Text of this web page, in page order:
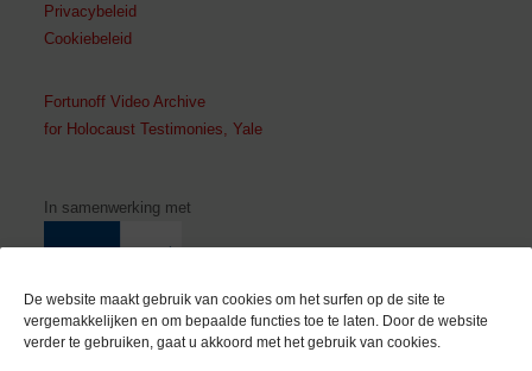
De website maakt gebruik van cookies om het surfen op de site te
vergemakkelijken en om bepaalde functies toe te laten. Door de website
verder te gebruiken, gaat u akkoord met het gebruik van cookies.
Privacybeleid
Cookiebeleid
Fortunoff Video Archive
for Holocaust Testimonies, Yale
In samenwerking met